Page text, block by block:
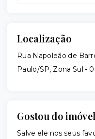
Localização
Rua Napoleão de
Paulo/SP, Zona Sul -
Gostou do
Salve ele nos seus